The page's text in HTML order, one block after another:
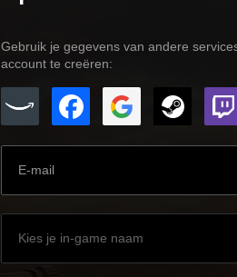
Gebruik je gegevens van andere
account te creëren: